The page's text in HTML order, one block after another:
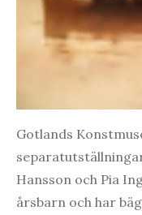
Gotlands
Hansson och Pia
årsbarn och har